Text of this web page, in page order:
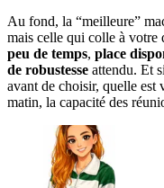
Au fond, la “meilleure”
mais celle qui colle à votre
peu de temps, place
de robustesse attendu. Et
avant de choisir, quelle est
matin, la capacité des